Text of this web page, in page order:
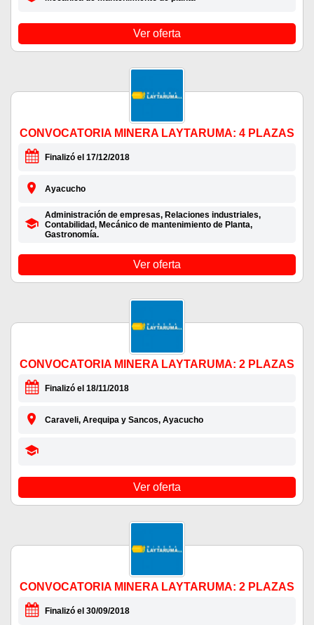
Ver oferta
CONVOCATORIA MINERA LAYTARUMA: 4 PLAZAS
Finalizó el 17/12/2018
Ayacucho
Administración de empresas, Relaciones industriales,
Contabilidad, Mecánico de mantenimiento de Planta,
Gastronomía.
Ver oferta
CONVOCATORIA MINERA LAYTARUMA: 2 PLAZAS
Finalizó el 18/11/2018
Caraveli, Arequipa y Sancos, Ayacucho
Ver oferta
CONVOCATORIA MINERA LAYTARUMA: 2 PLAZAS
Finalizó el 30/09/2018